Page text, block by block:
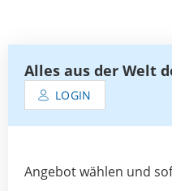
Alles aus der Welt
LOGIN
Angebot wählen und